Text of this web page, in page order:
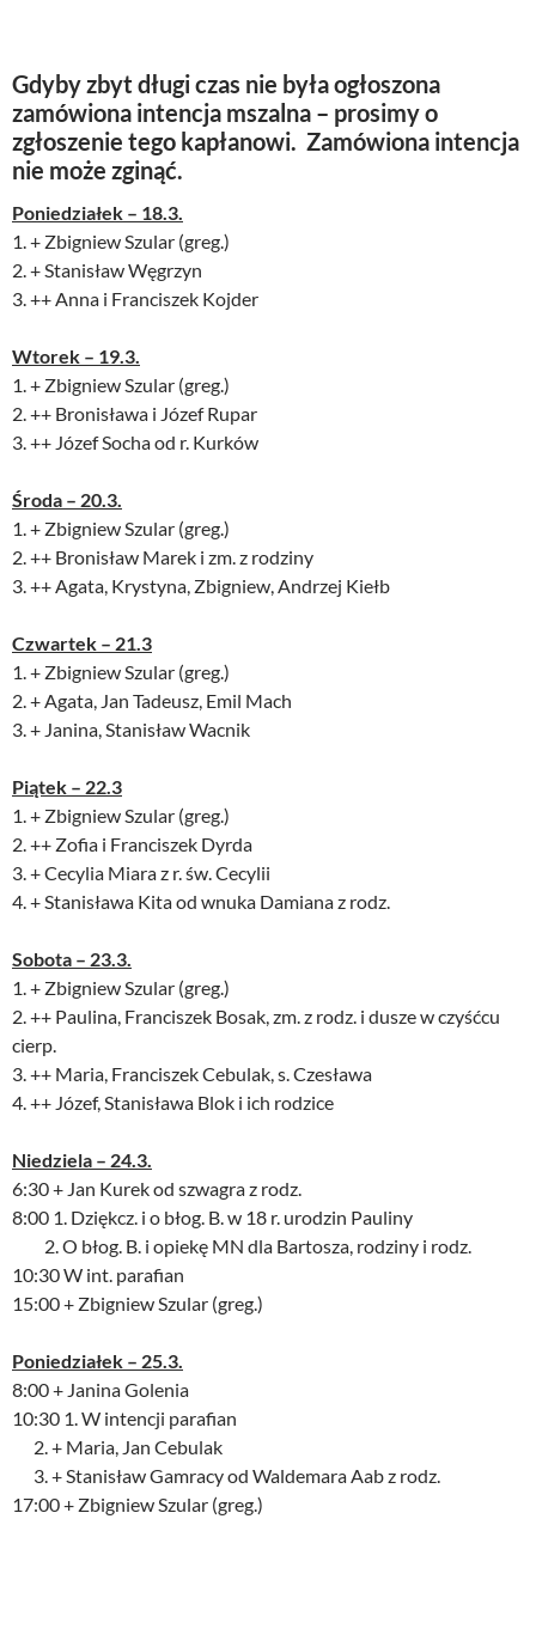
Gdyby zbyt długi czas nie była ogłoszona
zamówiona intencja mszalna – prosimy o
zgłoszenie tego kapłanowi. Zamówiona intencja
nie może zginąć.
Poniedziałek – 18.3.
1. + Zbigniew Szular (greg.)
2. + Stanisław Węgrzyn
3. ++ Anna i Franciszek Kojder
Wtorek – 19.3.
1. + Zbigniew Szular (greg.)
2. ++ Bronisława i Józef Rupar
3. ++ Józef Socha od r. Kurków
Środa – 20.3.
1. + Zbigniew Szular (greg.)
2. ++ Bronisław Marek i zm. z rodziny
3. ++ Agata, Krystyna, Zbigniew, Andrzej Kiełb
Czwartek – 21.3
1. + Zbigniew Szular (greg.)
2. + Agata, Jan Tadeusz, Emil Mach
3. + Janina, Stanisław Wacnik
Piątek – 22.3
1. + Zbigniew Szular (greg.)
2. ++ Zofia i Franciszek Dyrda
3. + Cecylia Miara z r. św. Cecylii
4. + Stanisława Kita od wnuka Damiana z rodz.
Sobota – 23.3.
1. + Zbigniew Szular (greg.)
2. ++ Paulina, Franciszek Bosak, zm. z rodz. i dusze w czyśćcu
cierp.
3. ++ Maria, Franciszek Cebulak, s. Czesława
4. ++ Józef, Stanisława Blok i ich rodzice
Niedziela – 24.3.
6:30 + Jan Kurek od szwagra z rodz.
8:00 1. Dziękcz. i o błog. B. w 18 r. urodzin Pauliny
2. O błog. B. i opiekę MN dla Bartosza, rodziny i rodz.
10:30 W int. parafian
15:00 + Zbigniew Szular (greg.)
Poniedziałek – 25.3.
8:00 + Janina Golenia
10:30 1. W intencji parafian
2. + Maria, Jan Cebulak
3. + Stanisław Gamracy od Waldemara Aab z rodz.
17:00 + Zbigniew Szular (greg.)